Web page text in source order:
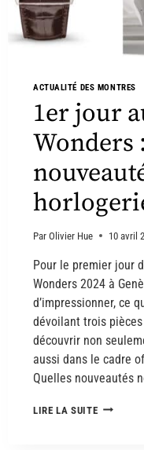
ACTUALITÉ DES MONTRES
1er jour
Wonders
Par Olivier Hue 10 avril
Pour le premier jour
Wonders 2024 à
d’impressionner, ce
dévoilant trois
découvrir non
aussi dans le cadre
Quelles nouveautés
LIRE LA SUITE